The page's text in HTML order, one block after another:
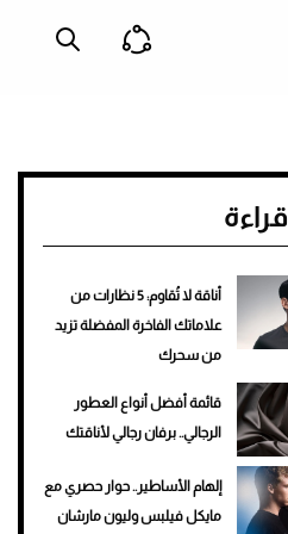
أناقة لا تُقاوم: 5 نظارات من
علاماتك الفاخرة المفضلة تزيد
من سحرك
قائمة أفضل أنواع العطور
الرجالي.. برفان رجالي لأناقتك
إلهام الأساطير.. حوار حصري مع
مايكل فيلبس وليون مارشان